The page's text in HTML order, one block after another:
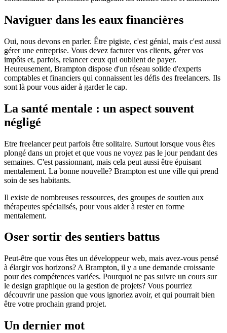
Naviguer dans les eaux financières
Oui, nous devons en parler. Être pigiste, c'est génial, mais c'est aussi
gérer une entreprise. Vous devez facturer vos clients, gérer vos
impôts et, parfois, relancer ceux qui oublient de payer.
Heureusement, Brampton dispose d'un réseau solide d'experts
comptables et financiers qui connaissent les défis des freelancers. Ils
sont là pour vous aider à garder le cap.
La santé mentale : un aspect souvent
négligé
Etre freelancer peut parfois être solitaire. Surtout lorsque vous êtes
plongé dans un projet et que vous ne voyez pas le jour pendant des
semaines. C'est passionnant, mais cela peut aussi être épuisant
mentalement. La bonne nouvelle? Brampton est une ville qui prend
soin de ses habitants.
Il existe de nombreuses ressources, des groupes de soutien aux
thérapeutes spécialisés, pour vous aider à rester en forme
mentalement.
Oser sortir des sentiers battus
Peut-être que vous êtes un développeur web, mais avez-vous pensé
à élargir vos horizons? A Brampton, il y a une demande croissante
pour des compétences variées. Pourquoi ne pas suivre un cours sur
le design graphique ou la gestion de projets? Vous pourriez
découvrir une passion que vous ignoriez avoir, et qui pourrait bien
être votre prochain grand projet.
Un dernier mot